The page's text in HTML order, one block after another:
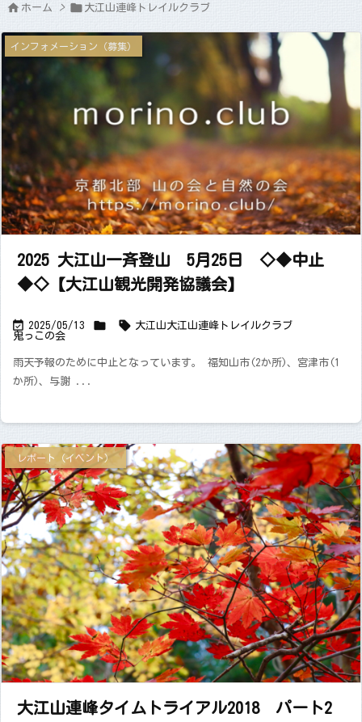
 ホーム >  大江山連峰トレイルクラブ
2025 大江山一斉登山 5月25日 ◇◆中止
◆◇【大江山観光開発協議会】
 2025/05/13 
インフォメーション（募集）
 大江山大江山連峰トレイルクラブ
鬼っこの会
雨天予報のために中止となっています。 福知山市(2か所)、宮津市(1
か所)、与謝 ...
大江山連峰タイムトライアル2018 パート2
レポート（イベント）